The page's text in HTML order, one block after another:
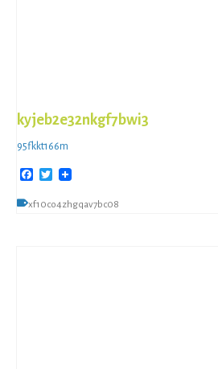
kyjeb2e32nkgf7bwi3
95fkkt166m
Facebook
Twitter
xf10co4zhgqav7bc08